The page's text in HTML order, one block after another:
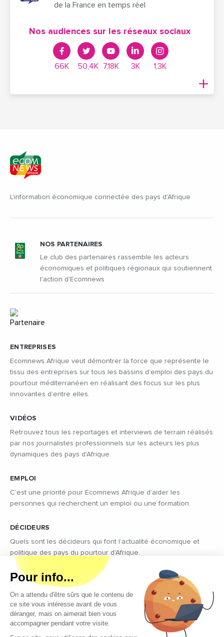
de la France en temps réel
Nos audiences sur les réseaux sociaux
66K 50,4K 7,18K 3K 1,3K
L'information économique connectée des pays d'Afrique
ENTREPRISES
Ecomnews Afrique veut démontrer la force que représente le
tissu des entreprises sur tous les bassins d’emploi des pays du
pourtour méditerranéen en réalisant des focus sur les plus
innovantes d’entre elles.
VIDÉOS
Retrouvez tous les reportages et interviews de terrain réalisés
par nos journalistes professionnels sur les acteurs les plus
dynamiques des pays d'Afrique.
EMPLOI
C’est une priorité pour Ecomnews Afrique d’aider les
personnes qui recherchent un emploi ou une formation.
DÉCIDEURS
Quels sont les décideurs qui font l’actualité économique et
politique des pays du pourtour d'Afrique.
NOS PARTENAIRES
Le club des partenaires rassemble les acteurs
économiques et politiques régionaux qui soutiennent
l'action d'Ecomnews